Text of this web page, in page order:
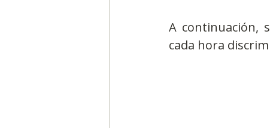
A continuación,
cada hora